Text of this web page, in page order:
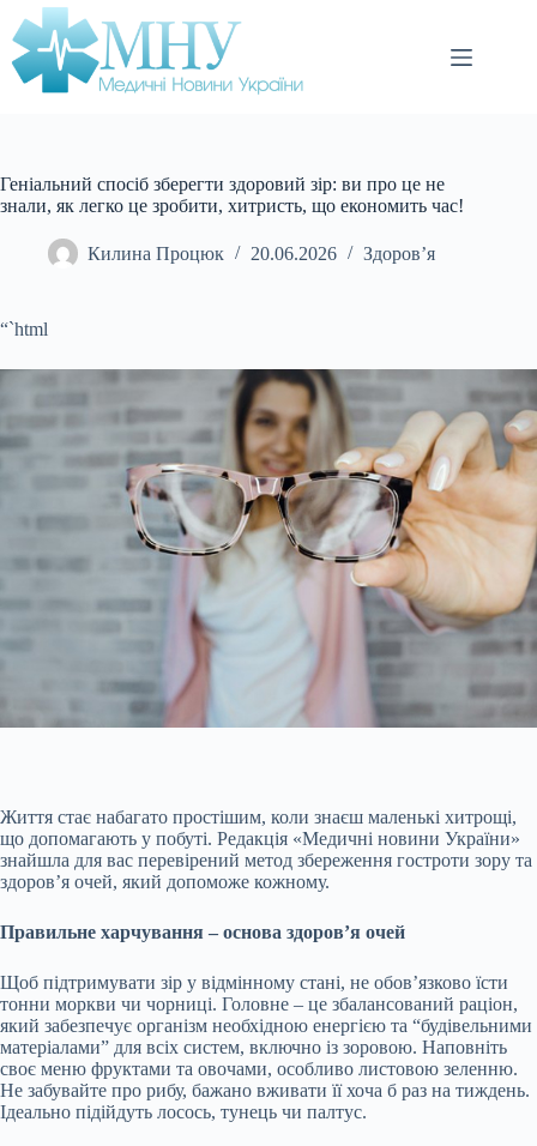
Перейти
до
вмісту
Геніальний спосіб зберегти здоровий зір: ви про це не
знали, як легко це зробити, хитристь, що економить час!
Килина Процюк 20.06.2026 Здоров’я
“`html
Життя стає набагато простішим, коли знаєш маленькі хитрощі,
що допомагають у побуті. Редакція «Медичні новини України»
знайшла для вас перевірений метод збереження гостроти зору та
здоров’я очей, який допоможе кожному.
Правильне харчування – основа здоров’я очей
Щоб підтримувати зір у відмінному стані, не обов’язково їсти
тонни моркви чи чорниці. Головне – це збалансований раціон,
який забезпечує організм необхідною енергією та “будівельними
матеріалами” для всіх систем, включно із зоровою. Наповніть
своє меню фруктами та овочами, особливо листовою зеленню.
Не забувайте про рибу, бажано вживати її хоча б раз на тиждень.
Ідеально підійдуть лосось, тунець чи палтус.